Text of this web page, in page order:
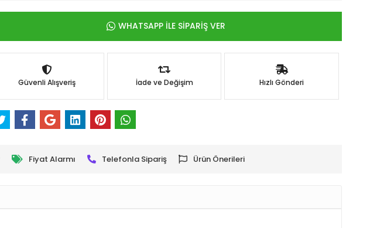
WHATSAPP İLE SİPARİŞ VER
Güvenli Alışveriş İade ve Değişim Hızlı Gönderi
Fiyat Alarmı Telefonla Sipariş Ürün Önerileri